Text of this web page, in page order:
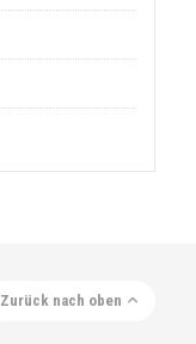
Zurück nach oben